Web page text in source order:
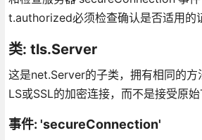
t.authorized必须检查确认是否适用的
类: tls.Server
这是net.Server的子类，拥有相同的方
LS或SSL的加密连接，而不是接受原始
事件: 'secureConnection'